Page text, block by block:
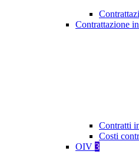
Contrattazione
Contratti
Costi
OIV 3